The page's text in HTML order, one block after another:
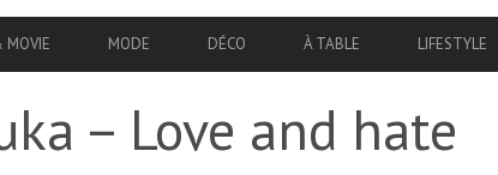
MOVIE MODE DÉCO À TABLE LIFESTYLE
– Love and hate